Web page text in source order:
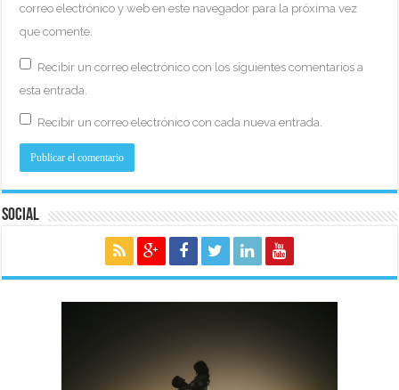
correo electrónico y web en este navegador para la próxima vez
que comente.
Recibir un correo electrónico con los siguientes comentarios a
esta entrada.
Recibir un correo electrónico con cada nueva entrada.
Social